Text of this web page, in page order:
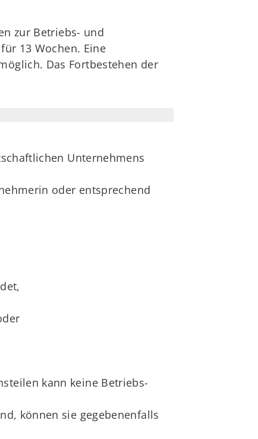
zur Betriebs- und
13 Wochen. Eine
Das Fortbestehen der
Unternehmens
oder entsprechend
kann keine Betriebs-
können sie gegebenenfalls